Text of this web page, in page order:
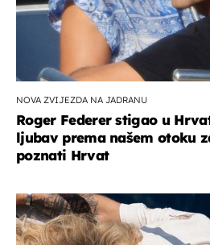
NOVA ZVIJEZDA NA JADRANU
Roger Federer stigao u
ljubav prema našem otoku
poznati Hrvat